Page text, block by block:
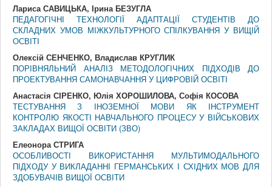
Лариса САВИЦЬКА, Ірина БЕЗУГЛА
ПЕДАГОГІЧНІ ТЕХНОЛОГІЇ АДАПТАЦІЇ СТУДЕНТІВ ДО
СКЛАДНИХ УМОВ МІЖКУЛЬТУРНОГО СПІЛКУВАННЯ У ВИЩІЙ
ОСВІТІ
Олексій СЕНЧЕНКО, Владислав КРУГЛИК
ПОРІВНЯЛЬНИЙ АНАЛІЗ МЕТОДОЛОГІЧНИХ ПІДХОДІВ ДО
ПРОЕКТУВАННЯ САМОНАВЧАННЯ У ЦИФРОВІЙ ОСВІТІ
Анастасія СІРЕНКО, Юлія ХОРОШИЛОВА, Софія КОСОВА
ТЕСТУВАННЯ З ІНОЗЕМНОЇ МОВИ ЯК ІНСТРУМЕНТ
КОНТРОЛЮ ЯКОСТІ НАВЧАЛЬНОГО ПРОЦЕСУ У ВІЙСЬКОВИХ
ЗАКЛАДАХ ВИЩОЇ ОСВІТИ (ЗВО)
Елеонора СТРИГА
ОСОБЛИВОСТІ ВИКОРИСТАННЯ МУЛЬТИМОДАЛЬНОГО
ПІДХОДУ У ВИКЛАДАННІ ГЕРМАНСЬКИХ І СХІДНИХ МОВ ДЛЯ
ЗДОБУВАЧІВ ВИЩОЇ ОСВІТИ